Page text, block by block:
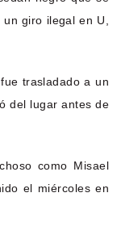
giro ilegal en U,
trasladado a un
del lugar antes de
como Misael
el miércoles en